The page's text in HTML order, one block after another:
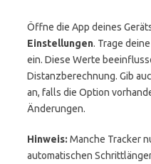
Öffne die App deines
Einstellungen. Trage
ein. Diese Werte
Distanzberechnung. Gib
an, falls die Option
Änderungen.
Hinweis: Manche Tracker
automatischen